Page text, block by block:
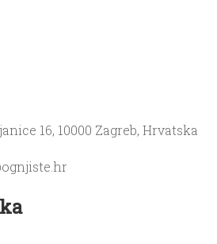
16, 10000 Zagreb, Hrvatska